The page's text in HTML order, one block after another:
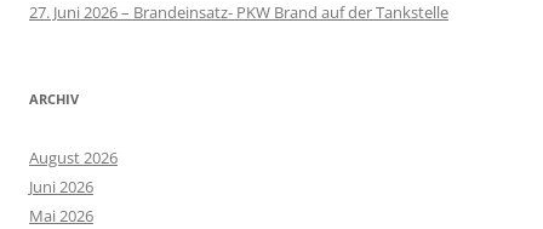
27. Juni 2026 – Brandeinsatz- PKW Brand auf der Tankstelle
ARCHIV
August 2026
Juni 2026
Mai 2026